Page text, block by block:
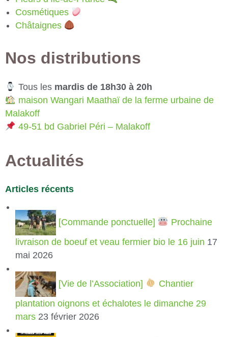
Cosmétiques
Châtaignes
Nos distributions
Tous lesmardis de 18h30 à 20h
maison Wangari Maathaï de la ferme urbaine de
Malakoff
49-51 bd Gabriel Péri – Malakoff
Actualités
Articles récents
[Commande ponctuelle]
Prochaine
livraison de boeuf et veau fermier bio le 16 juin 17
mai 2026
[Vie de l’Association]
Chantier
plantation oignons et échalotes le dimanche 29
mars 23 février 2026